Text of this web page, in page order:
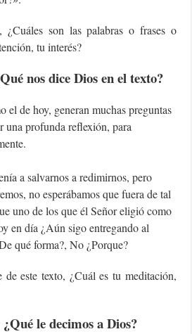
¿Cuáles son las palabras o frases o
tu interés?
nos dice Dios en el texto?
el de hoy, generan muchas preguntas
una profunda reflexión, para
a salvarnos a redimirnos, pero
no esperábamos que fuera de tal
uno de los que él Señor eligió como
en día ¿Aún sigo entregando al
qué forma?, No ¿Porque?
de este texto, ¿Cuál es tu meditación,
le decimos a Dios?